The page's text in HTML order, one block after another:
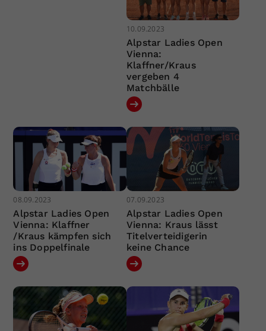
10.09.2023
Alpstar Ladies Open
Vienna:
Klaffner/Kraus
vergeben 4
Matchbälle
08.09.2023
Alpstar Ladies Open
Vienna: Klaffner
/Kraus kämpfen sich
ins Doppelfinale
07.09.2023
Alpstar Ladies Open
Vienna: Kraus lässt
Titelverteidigerin
keine Chance